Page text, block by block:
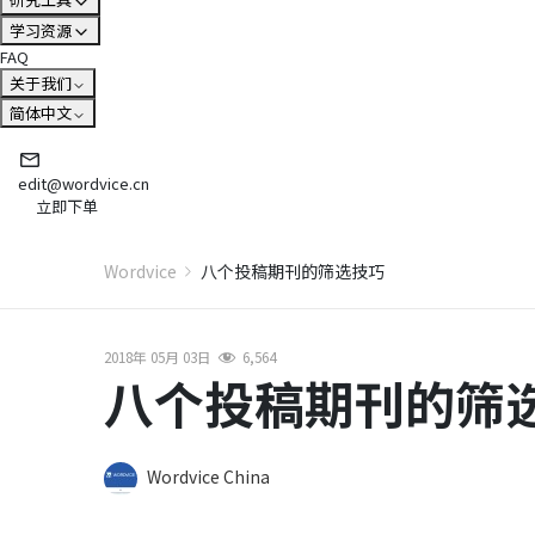
学习资源
FAQ
关于我们
简体中文
edit@wordvice.cn
立即下单
Wordvice 八个投稿期刊的筛选技巧
2018年 05月 03日 6,564
八个投稿期刊的筛
Wordvice China